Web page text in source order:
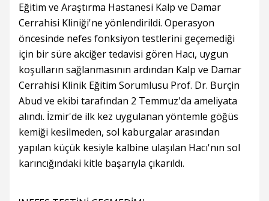
Eğitim ve Araştırma Hastanesi Kalp ve Damar
Cerrahisi Kliniği'ne yönlendirildi. Operasyon
öncesinde nefes fonksiyon testlerini geçemediği
için bir süre akciğer tedavisi gören Hacı, uygun
koşulların sağlanmasının ardından Kalp ve Damar
Cerrahisi Klinik Eğitim Sorumlusu Prof. Dr. Burçin
Abud ve ekibi tarafından 2 Temmuz'da ameliyata
alındı. İzmir'de ilk kez uygulanan yöntemle göğüs
kemiği kesilmeden, sol kaburgalar arasından
yapılan küçük kesiyle kalbine ulaşılan Hacı'nın sol
karıncığındaki kitle başarıyla çıkarıldı.